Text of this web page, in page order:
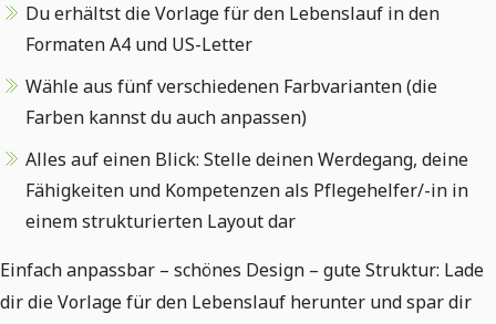
Du erhältst die Vorlage für den Lebenslauf in den
Formaten A4 und US-Letter
Wähle aus fünf verschiedenen Farbvarianten (die
Farben kannst du auch anpassen)
Alles auf einen Blick: Stelle deinen Werdegang, deine
Fähigkeiten und Kompetenzen als Pflegehelfer/-in in
einem strukturierten Layout dar
Einfach anpassbar – schönes Design – gute Struktur: Lade
dir die Vorlage für den Lebenslauf herunter und spar dir